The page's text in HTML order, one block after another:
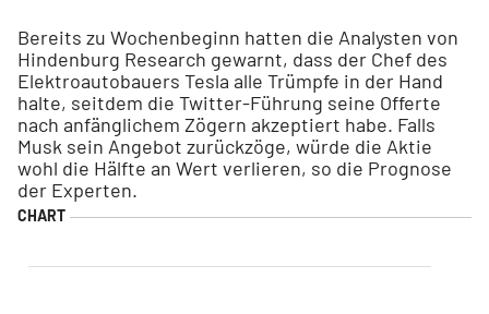
Bereits zu Wochenbeginn hatten die Analysten von
Hindenburg Research gewarnt, dass der Chef des
Elektroautobauers Tesla alle Trümpfe in der Hand
halte, seitdem die Twitter-Führung seine Offerte
nach anfänglichem Zögern akzeptiert habe. Falls
Musk sein Angebot zurückzöge, würde die Aktie
wohl die Hälfte an Wert verlieren, so die Prognose
der Experten.